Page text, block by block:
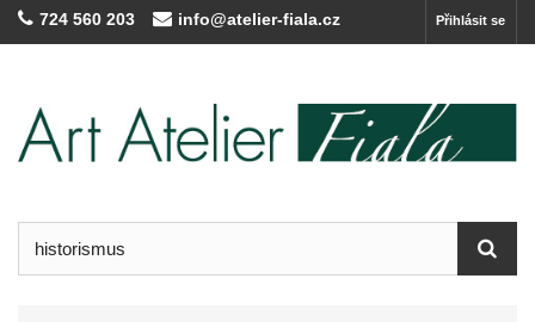
Přihlásit se
724 560 203 info@atelier-fiala.cz